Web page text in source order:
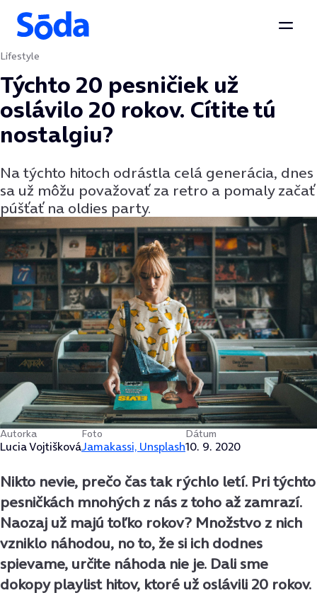
Preskočiť na obsah
Lifestyle
Týchto 20 pesničiek už
oslávilo 20 rokov. Cítite tú
nostalgiu?
Na týchto hitoch odrástla celá generácia, dnes
sa už môžu považovať za retro a pomaly začať
púšťať na oldies party.
Autorka
Lucia Vojtišková
Foto
Jamakassi, Unsplash
Dátum
10. 9. 2020
Nikto nevie, prečo čas tak rýchlo letí. Pri týchto
pesničkách mnohých z nás z toho až zamrazí.
Naozaj už majú toľko rokov? Množstvo z nich
vzniklo náhodou, no to, že si ich dodnes
spievame, určite náhoda nie je. Dali sme
dokopy playlist hitov, ktoré už oslávili 20 rokov.